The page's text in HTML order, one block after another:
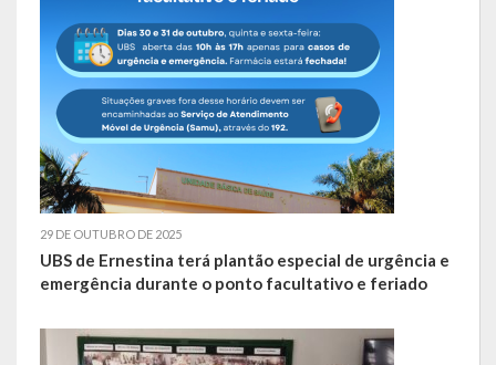
Obras e Viação
Saúde
Serviços Oferecidos pela Secretaria de Saúde
Serviços Urbanos
Legislação
LEIS ORDINÁRIAS
29 DE OUTUBRO DE 2025
UBS de Ernestina terá plantão especial de urgência e
emergência durante o ponto facultativo e feriado